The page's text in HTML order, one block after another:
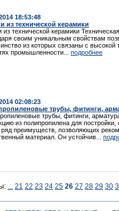
18:53:48
из технической керамики
из технической керамики
своим уникальным свойствам
из которых связаны с
промышленности... подробнее
02:08:23
трубы, фитинги,
трубы, фитинги,
из полипропилена для
преимуществ, позволяющих
материал. Он устойчив...
... 21 22 23 24 25 26 27 28 29 30